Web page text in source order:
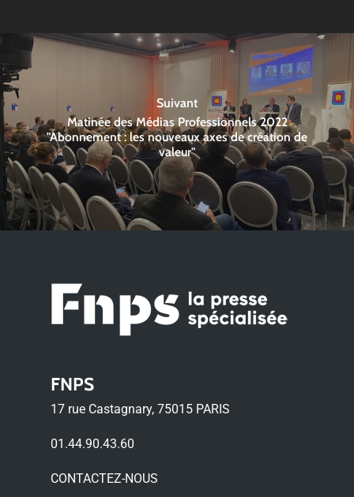
Suivant
Matinée des Médias Professionnels 2022
"Abonnement : les nouveaux axes de création de
valeur"
FNPS
17 rue Castagnary, 75015 PARIS
01.44.90.43.60
CONTACTEZ-NOUS